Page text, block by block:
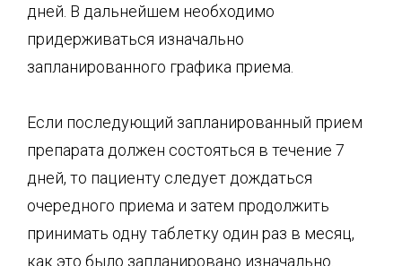
дней. В дальнейшем необходимо
придерживаться изначально
запланированного графика приема.
Если последующий запланированный прием
препарата должен состояться в течение 7
дней, то пациенту следует дождаться
очередного приема и затем продолжить
принимать одну таблетку один раз в месяц,
как это было запланировано изначально.